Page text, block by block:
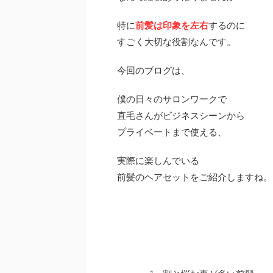
特に前髪は印象を左右するのに
すごく大切な役割なんです。
今回のブログは、
僕の日々のサロンワークで
直毛さんがビジネスシーンから
プライベートまで使える、
実際に楽しんでいる
前髪のヘアセットをご紹介しますね。